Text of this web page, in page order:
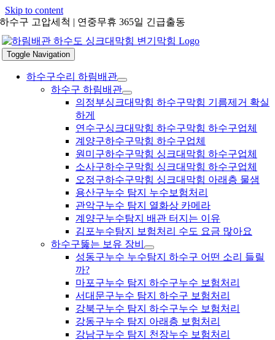
Skip to content
하수구 고압세척 | 연중무휴 365일 긴급출동
Toggle Navigation
하수구수리 하림배관
하수구 하림배관
의정부싱크대막힘 하수구막힘 기름제거 확실
하게
연수구싱크대막힘 하수구막힘 하수구업체
계양구하수구막힘 하수구업체
원미구하수구막힘 싱크대막힘 하수구업체
소사구하수구막힘 싱크대막힘 하수구업체
오정구하수구막힘 싱크대막힘 아래층 물샘
용산구누수 탐지 누수보험처리
관악구누수 탐지 열화상 카메라
계양구누수탐지 배관 터지는 이유
김포누수탐지 보험처리 수도 요금 많아요
하수구뚫는 보유 장비
성동구누수 누수탐지 하수구 어떤 소리 들릴
까?
마포구누수 탐지 하수구누수 보험처리
서대문구누수 탐지 하수구 보험처리
강북구누수 탐지 하수구누수 보험처리
강동구누수 탐지 아래층 보험처리
강남구누수 탐지 천장누수 보험처리